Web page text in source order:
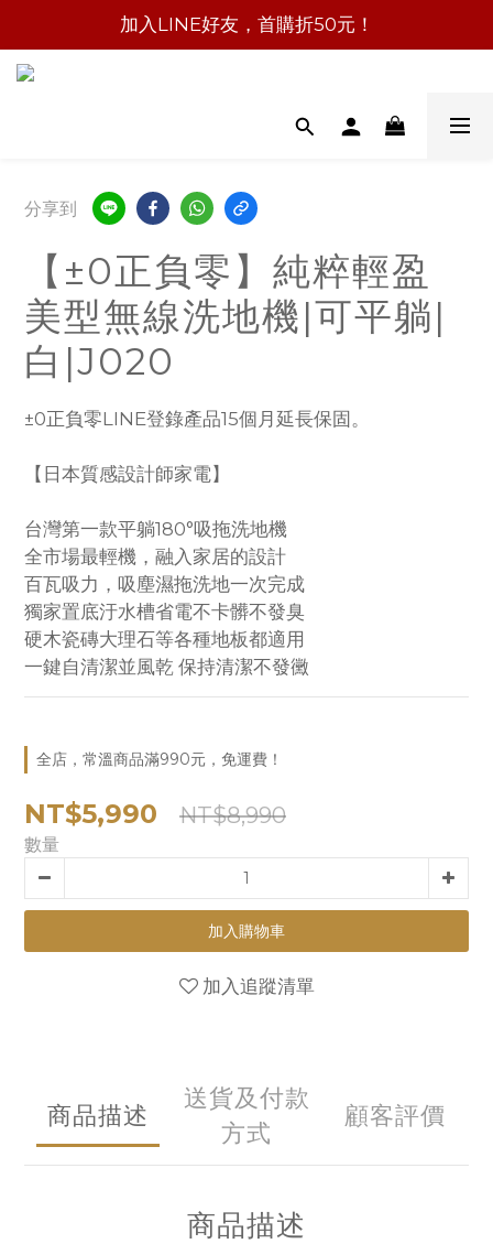
加入LINE好友，首購折50元！
分享到
【±0正負零】純粹輕盈
美型無線洗地機|可平躺|
白|J020
±0正負零LINE登錄產品15個月延長保固。
【日本質感設計師家電】
台灣第一款平躺180°吸拖洗地機
全市場最輕機，融入家居的設計
百瓦吸力，吸塵濕拖洗地一次完成
獨家置底汙水槽省電不卡髒不發臭
硬木瓷磚大理石等各種地板都適用
一鍵自清潔並風乾 保持清潔不發黴
全店，常溫商品滿990元，免運費！
NT$5,990 NT$8,990
數量
加入購物車
加入追蹤清單
商品描述
送貨及付款
方式
顧客評價
商品描述